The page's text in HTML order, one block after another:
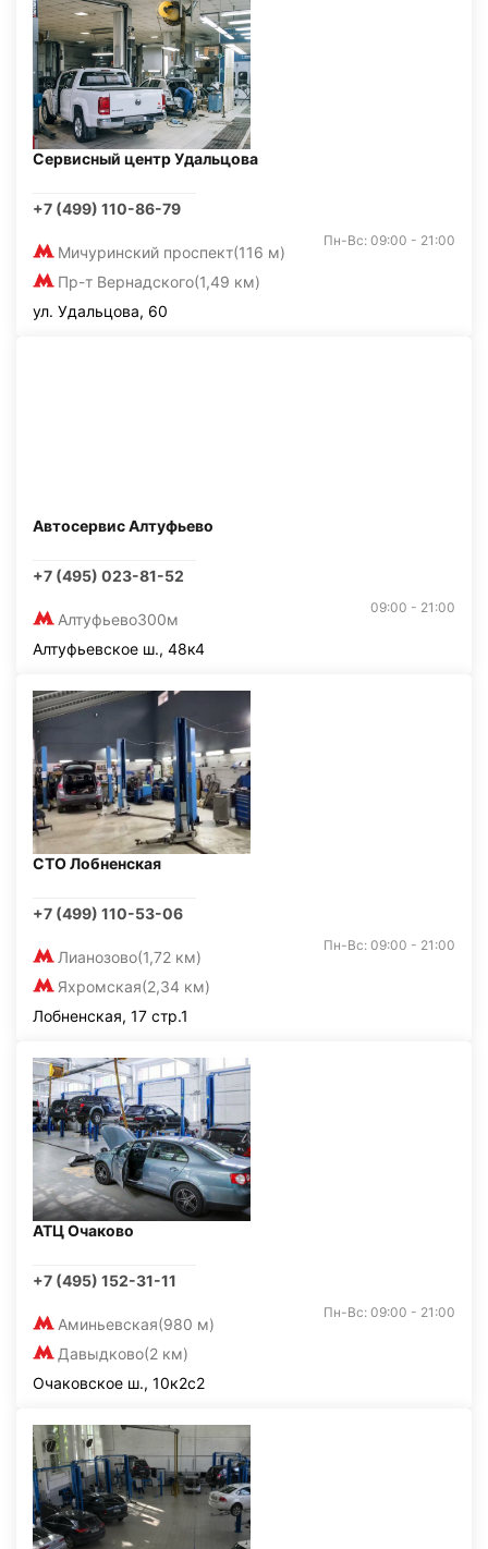
Сервисный центр Удальцова
+7 (499) 110-86-79
Мичуринский проспект(116 м)
Пр-т Вернадского(1,49 км)
Пн-Вс: 09:00 - 21:00
ул. Удальцова, 60
Автосервис Алтуфьево
+7 (495) 023-81-52
Алтуфьево300м
09:00 - 21:00
Алтуфьевское ш., 48к4
СТО Лобненская
+7 (499) 110-53-06
Лианозово(1,72 км)
Яхромская(2,34 км)
Пн-Вс: 09:00 - 21:00
Лобненская, 17 стр.1
АТЦ Очаково
+7 (495) 152-31-11
Аминьевская(980 м)
Давыдково(2 км)
Пн-Вс: 09:00 - 21:00
Очаковское ш., 10к2с2